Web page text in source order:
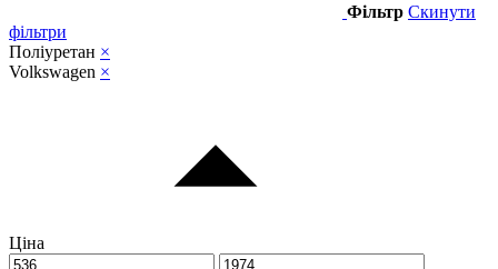
Фільтр Скинути
фільтри
Поліуретан ×
Volkswagen ×
Ціна